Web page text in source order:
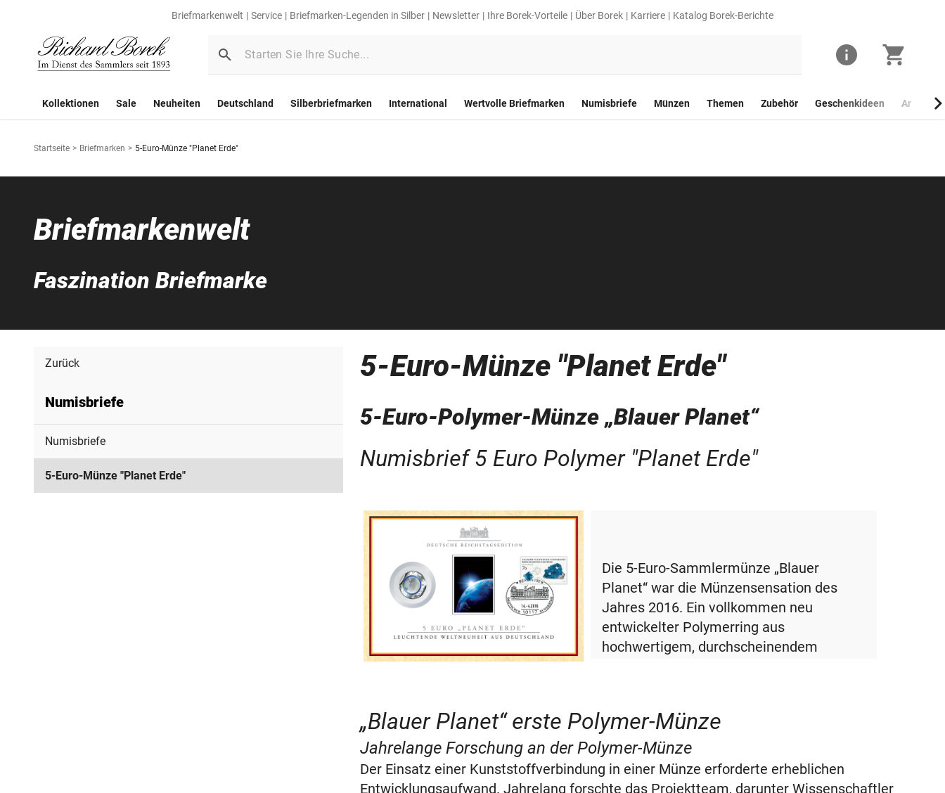
Briefmarkenwelt Service Briefmarken-Legenden in Silber Newsletter Ihre Borek-Vorteile Über Borek Karriere Katalog Borek-Berichte
Kollektionen Sale Neuheiten Deutschland Silberbriefmarken International Wertvolle Briefmarken Numisbriefe Münzen Themen Zubehör Geschenkideen
Startseite > Briefmarken > 5-Euro-Münze "Planet Erde"
Briefmarkenwelt
Faszination Briefmarke
Zurück
Numisbriefe
Numisbriefe
5-Euro-Münze "Planet Erde"
5-Euro-Münze "Planet Erde"
5-Euro-Polymer-Münze „Blauer Planet“
Numisbrief 5 Euro Polymer "Planet Erde"
Die 5-Euro-Sammlermünze „Blauer
Planet“ war die Münzensensation des
Jahres 2016. Ein vollkommen neu
entwickelter Polymerring aus
hochwertigem, durchscheinendem
Sammlermünze „Blauer Planet“ zu einem
begehrten Sammlerstück gemacht.
Gleichzeitig gilt die Polymer-Münze als
ein Meilenstein der Fälschungssicherheit.
„Blauer Planet“ erste Polymer-Münze
Jahrelange Forschung an der Polymer-Münze
Der Einsatz einer Kunststoffverbindung in einer Münze erforderte erheblichen
Entwicklungsaufwand. Jahrelang forschte das Projektteam, darunter Wissenschaftler